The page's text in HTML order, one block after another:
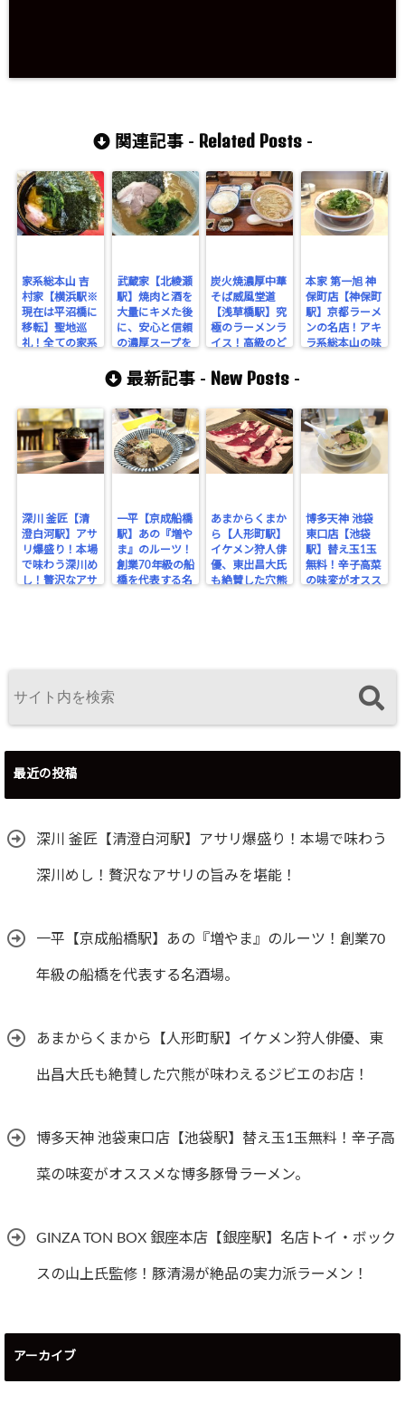
関連記事 - Related Posts-
家系総本山 吉
村家【横浜駅※
現在は平沼橋に
移転】聖地巡
礼！全ての家系
武蔵家【北綾瀬
駅】焼肉と酒を
大量にキメた後
に、安心と信頼
の濃厚スープを
家さんで深夜に
爆食いをキメ
炭火焼濃厚中華
そば威風堂道
【浅草橋駅】究
極のラーメンラ
イス！高級のど
舌鼓を打つ！
本家 第一旭 神
保町店【神保町
駅】京都ラーメ
ンの名店！アキ
ラ系総本山の味
最新記事 - New Posts -
深川 釜匠【清
澄白河駅】アサ
リ爆盛り！本場
で味わう深川め
し！贅沢なアサ
一平【京成船橋
駅】あの『増や
ま』のルーツ！
創業70年級の船
橋を代表する名
あまからくまか
ら【人形町駅】
イケメン狩人俳
優、東出昌大氏
も絶賛した穴熊
博多天神 池袋
東口店【池袋
駅】替え玉1玉
無料！辛子高菜
の味変がオスス
最近の投稿
深川 釜匠【清澄白河駅】アサリ爆盛り！本場で味わう
深川めし！贅沢なアサリの旨みを堪能！
一平【京成船橋駅】あの『増やま』のルーツ！創業70
年級の船橋を代表する名酒場。
あまからくまから【人形町駅】イケメン狩人俳優、東
出昌大氏も絶賛した穴熊が味わえるジビエのお店！
博多天神 池袋東口店【池袋駅】替え玉1玉無料！辛子高
菜の味変がオススメな博多豚骨ラーメン。
GINZA TON BOX 銀座本店【銀座駅】名店トイ・ボック
スの山上氏監修！豚清湯が絶品の実力派ラーメン！
アーカイブ